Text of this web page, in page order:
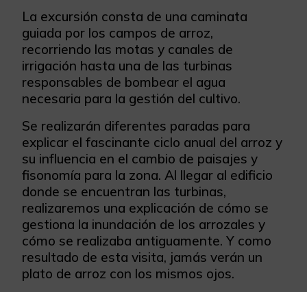
La excursión consta de una caminata
guiada por los campos de arroz,
recorriendo las motas y canales de
irrigación hasta una de las turbinas
responsables de bombear el agua
necesaria para la gestión del cultivo.
Se realizarán diferentes paradas para
explicar el fascinante ciclo anual del arroz y
su influencia en el cambio de paisajes y
fisonomía para la zona. Al llegar al edificio
donde se encuentran las turbinas,
realizaremos una explicación de cómo se
gestiona la inundación de los arrozales y
cómo se realizaba antiguamente. Y como
resultado de esta visita, jamás verán un
plato de arroz con los mismos ojos.